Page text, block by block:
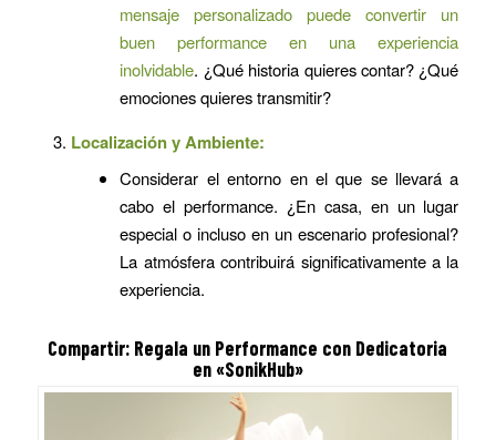
mensaje personalizado puede convertir un
buen performance en una experiencia
inolvidable. ¿Qué historia quieres contar? ¿Qué
emociones quieres transmitir?
Localización y Ambiente:
Considerar el entorno en el que se llevará a
cabo el performance. ¿En casa, en un lugar
especial o incluso en un escenario profesional?
La atmósfera contribuirá significativamente a la
experiencia.
Compartir: Regala un Performance con Dedicatoria
en «SonikHub»